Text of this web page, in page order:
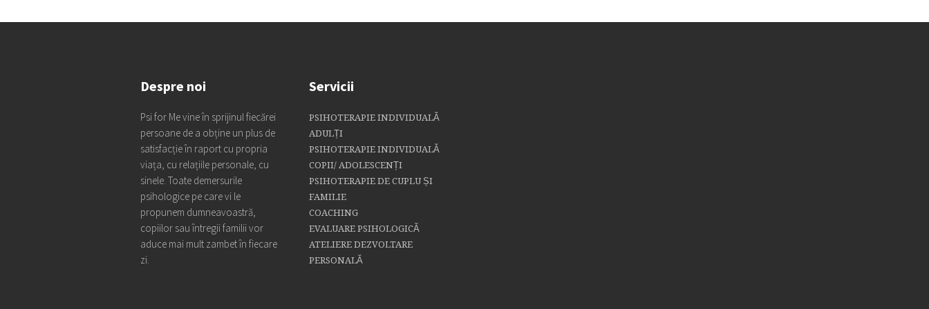
Despre noi
Psi for Me vine în sprijinul fiecărei
persoane de a obține un plus de
satisfacție în raport cu propria
viața, cu relațiile personale, cu
sinele. Toate demersurile
psihologice pe care vi le
propunem dumneavoastră,
copiilor sau întregii familii vor
aduce mai mult zambet în fiecare
zi.
Servicii
PSIHOTERAPIE INDIVIDUALĂ
ADULȚI
PSIHOTERAPIE INDIVIDUALĂ
COPII/ ADOLESCENȚI
PSIHOTERAPIE DE CUPLU ȘI
FAMILIE
COACHING
EVALUARE PSIHOLOGICĂ
ATELIERE DEZVOLTARE
PERSONALĂ